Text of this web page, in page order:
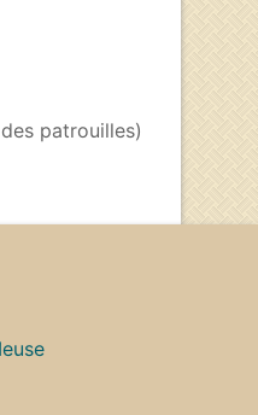
patrouilles)